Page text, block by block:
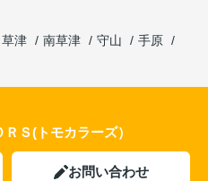
草津 南草津 守山
手原
Ｓ(トモカラーズ）
お問い合わせ